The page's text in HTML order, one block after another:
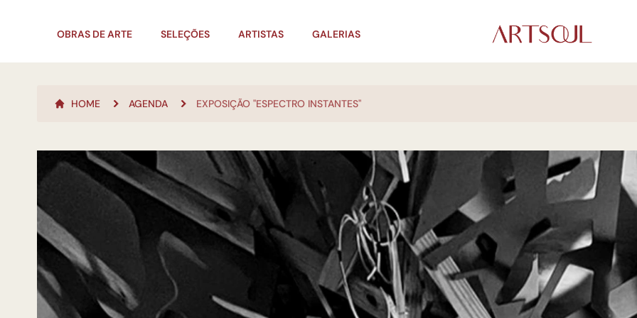
OBRAS DE ARTE SELEÇÕES ARTISTAS GALERIAS
HOME AGENDA EXPOSIÇÃO "ESPECTRO INSTANTES"